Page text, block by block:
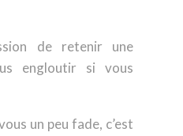
de retenir une
engloutir si vous
un peu fade, c’est